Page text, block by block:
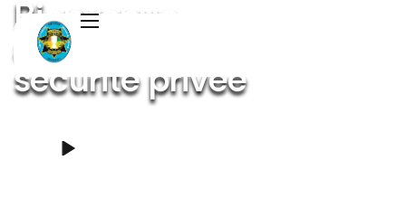
Bienvenu
uc
sécuritéprivée